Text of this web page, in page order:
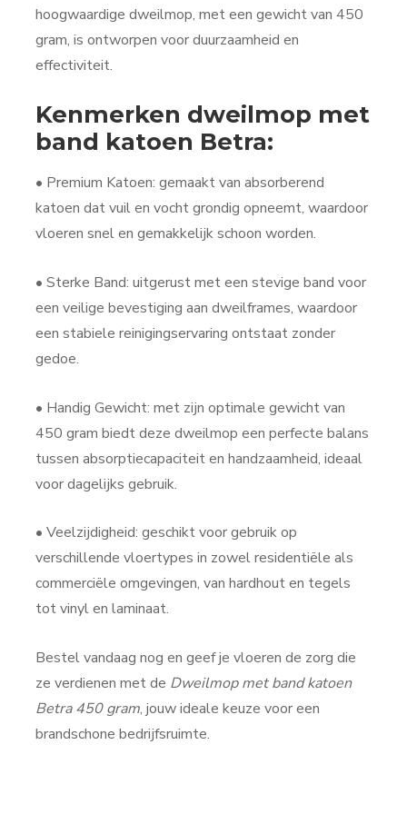
hoogwaardige dweilmop, met een gewicht van 450
gram, is ontworpen voor duurzaamheid en
effectiviteit.
Kenmerken dweilmop met
band katoen Betra:
• Premium Katoen: gemaakt van absorberend
katoen dat vuil en vocht grondig opneemt, waardoor
vloeren snel en gemakkelijk schoon worden.
• Sterke Band: uitgerust met een stevige band voor
een veilige bevestiging aan dweilframes, waardoor
een stabiele reinigingservaring ontstaat zonder
gedoe.
• Handig Gewicht: met zijn optimale gewicht van
450 gram biedt deze dweilmop een perfecte balans
tussen absorptiecapaciteit en handzaamheid, ideaal
voor dagelijks gebruik.
• Veelzijdigheid: geschikt voor gebruik op
verschillende vloertypes in zowel residentiële als
commerciële omgevingen, van hardhout en tegels
tot vinyl en laminaat.
Bestel vandaag nog en geef je vloeren de zorg die
ze verdienen met de Dweilmop met band katoen
Betra 450 gram, jouw ideale keuze voor een
brandschone bedrijfsruimte.